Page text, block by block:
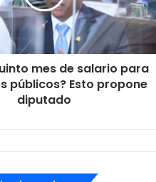
mes de salario para
públicos? Esto propone
diputado